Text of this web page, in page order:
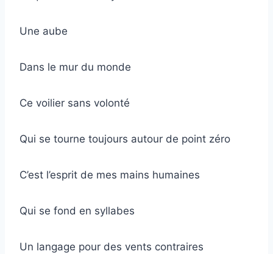
Une aube
Dans le mur du monde
Ce voilier sans volonté
Qui se tourne toujours autour de point zéro
C’est l’esprit de mes mains humaines
Qui se fond en syllabes
Un langage pour des vents contraires